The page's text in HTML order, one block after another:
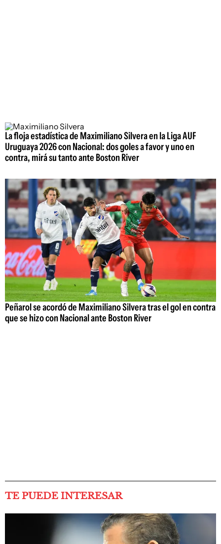
La floja estadística de Maximiliano Silvera en la Liga AUF
Uruguaya 2026 con Nacional: dos goles a favor y uno en
contra, mirá su tanto ante Boston River
Peñarol se acordó de Maximiliano Silvera tras el gol en contra
que se hizo con Nacional ante Boston River
TE PUEDE INTERESAR